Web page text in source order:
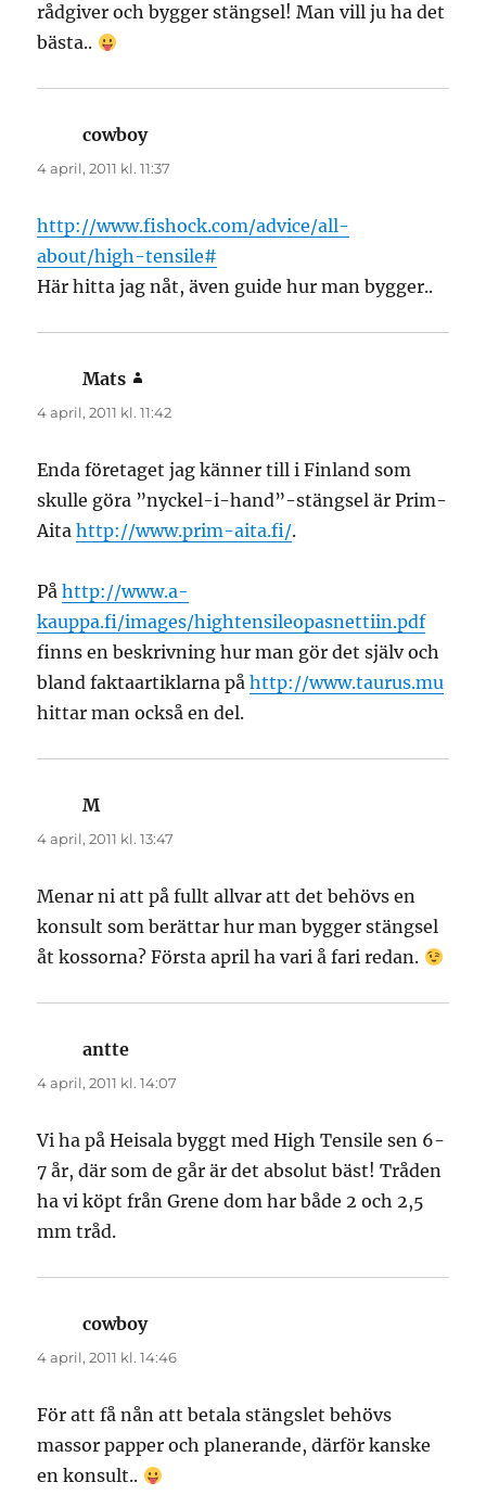
rådgiver och bygger stängsel! Man vill ju ha det
bästa..
cowboyskriver:
4 april, 2011 kl. 11:37
http://www.fishock.com/advice/all-
about/high-tensile#
Här hitta jag nåt, även guide hur man bygger..
Mats
4 april, 2011 kl. 11:42
Enda företaget jag känner till i Finland som
skulle göra ”nyckel-i-hand”-stängsel är Prim-
Aitahttp://www.prim-aita.fi/.
Påhttp://www.a-
kauppa.fi/images/hightensileopasnettiin.pdf
finns en beskrivning hur man gör det själv och
bland faktaartiklarna påhttp://www.taurus.mu
hittar man också en del.
Mskriver:
4 april, 2011 kl. 13:47
Menar ni att på fullt allvar att det behövs en
konsult som berättar hur man bygger stängsel
åt kossorna? Första april ha vari å fari redan.
antte
4 april, 2011 kl. 14:07
Vi ha på Heisala byggt med High Tensile sen 6-
7 år, där som de går är det absolut bäst! Tråden
ha vi köpt från Grene dom har både 2 och 2,5
mm tråd.
cowboyskriver:
4 april, 2011 kl. 14:46
För att få nån att betala stängslet behövs
massor papper och planerande, därför kanske
en konsult..